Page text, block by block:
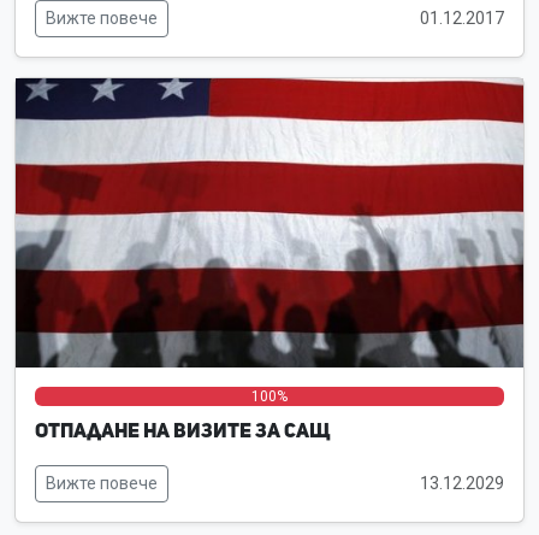
Вижте повече 01.12.2017
0%
0% 100%
Отпадане на визите за САЩ
Вижте повече 13.12.2029